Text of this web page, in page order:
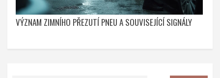
VÝZNAM ZIMNÍHO PŘEZUTÍ PNEU A SOUVISEJÍCÍ SIGNÁLY